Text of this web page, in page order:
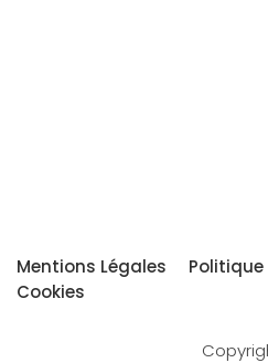
Mentions Légales
Cookies